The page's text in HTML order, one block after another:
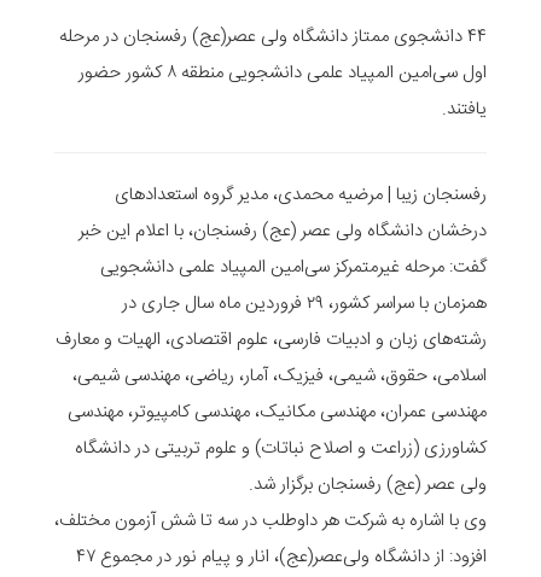
۴۴ دانشجوی ممتاز دانشگاه ولی عصر(عج) رفسنجان در مرحله
اول سی‌امین المپیاد علمی دانشجویی منطقه ۸ کشور حضور
یافتند.
رفسنجان زیبا | مرضیه محمدی، مدیر گروه استعدادهای
درخشان دانشگاه ولی عصر (عج) رفسنجان، با اعلام این خبر
گفت: مرحله غیرمتمرکز سی‌امین المپیاد علمی دانشجویی
همزمان با سراسر کشور، ۲۹ فروردین ماه سال جاری در
رشته‌های زبان و ادبیات فارسی، علوم اقتصادی، الهیات و معارف
اسلامی، حقوق، شیمی، فیزیک، آمار، ریاضی، مهندسی شیمی،
مهندسی عمران، مهندسی مکانیک، مهندسی کامپیوتر، مهندسی
کشاورزی (زراعت و اصلاح نباتات) و علوم تربیتی در دانشگاه
ولی عصر (عج) رفسنجان برگزار شد.
وی با اشاره به شرکت هر داوطلب در سه تا شش آزمون مختلف،
افزود: از دانشگاه ولی‌عصر(عج)، انار و پیام نور در مجموع ۴۷